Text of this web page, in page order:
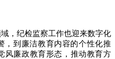
纪检监察工作也迎来数字化
，到廉洁教育内容的个性化推
风廉政教育形态，推动教育方